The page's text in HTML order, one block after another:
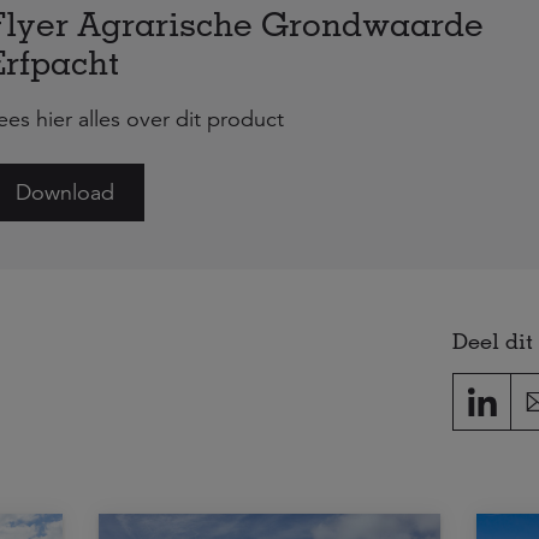
Agrarische Grondwaarde
hier alles over dit product
Download
Deel